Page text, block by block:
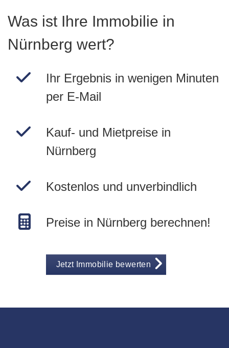
Was ist Ihre Immobilie in
Nürnberg wert?
Ihr Ergebnis in wenigen Minuten
per E-Mail
Kauf- und Mietpreise in
Nürnberg
Kostenlos und unverbindlich
Preise in Nürnberg berechnen!
Jetzt Immobilie bewerten